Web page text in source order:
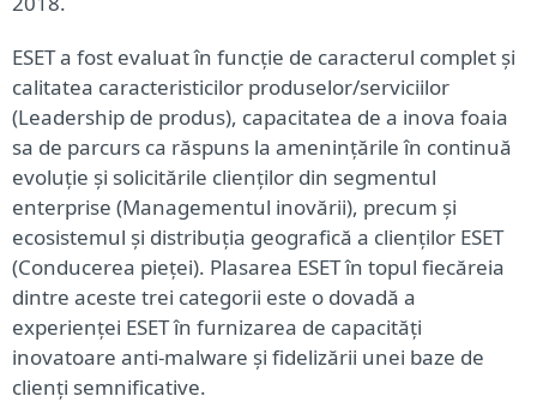
ESET a fost evaluat în funcție de caracterul complet și
calitatea caracteristicilor produselor/serviciilor
(Leadership de produs), capacitatea de a inova foaia
sa de parcurs ca răspuns la amenințările în continuă
evoluție și solicitările clienților din segmentul
enterprise (Managementul inovării), precum și
ecosistemul și distribuția geografică a clienților ESET
(Conducerea pieței). Plasarea ESET în topul fiecăreia
dintre aceste trei categorii este o dovadă a
experienței ESET în furnizarea de capacități
inovatoare anti-malware și fidelizării unei baze de
clienți semnificative.